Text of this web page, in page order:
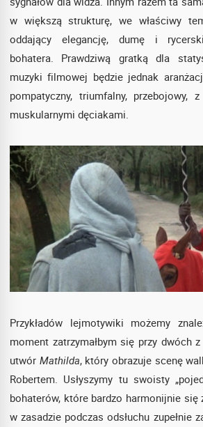
w większą strukturę, we właściwy
oddający elegancję, dumę i
bohatera. Prawdziwą gratką dla
muzyki filmowej będzie jednak
pompatyczny, triumfalny, przebojowy,
muskularnymi dęciakami.
Przykładów lejmotywiki możemy
moment zatrzymałbym się przy dwóch
utwór Mathilda, który obrazuje scenę
Robertem. Usłyszymy tu swoisty
bohaterów, które bardzo harmonijnie się
w zasadzie podczas odsłuchu zupełnie